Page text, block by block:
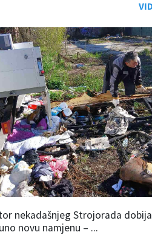
nekadašnjeg Strojorada dobija
novu namjenu – ...